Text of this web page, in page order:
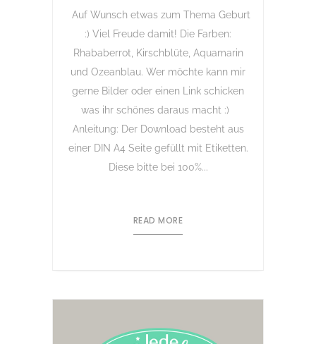
Auf Wunsch etwas zum Thema Geburt
:) Viel Freude damit! Die Farben:
Rhababerrot, Kirschblüte, Aquamarin
und Ozeanblau. Wer möchte kann mir
gerne Bilder oder einen Link schicken
was ihr schönes daraus macht :)
Anleitung: Der Download besteht aus
einer DIN A4 Seite gefüllt mit Etiketten.
Diese bitte bei 100%...
READ MORE